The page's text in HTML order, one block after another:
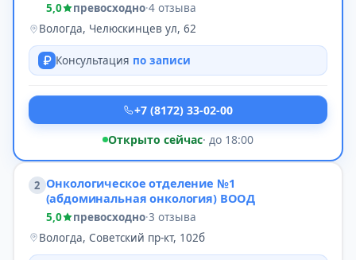
5,0 превосходно·4 отзыва
Вологда, Челюскинцев ул, 62
Консультация по записи
+7 (8172) 33-02-00
Открыто сейчас· до 18:00
2 Онкологическое отделение №1
(абдоминальная онкология) ВООД
5,0 превосходно·3 отзыва
Вологда, Советский пр-кт, 102б